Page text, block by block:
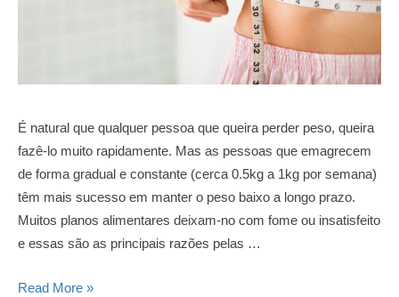
É natural que qualquer pessoa que queira perder peso, queira
fazê-lo muito rapidamente. Mas as pessoas que emagrecem
de forma gradual e constante (cerca 0.5kg a 1kg por semana)
têm mais sucesso em manter o peso baixo a longo prazo.
Muitos planos alimentares deixam-no com fome ou insatisfeito
e essas são as principais razões pelas …
Como
Read More »